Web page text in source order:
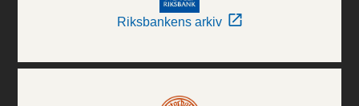
Riksbankens arkiv